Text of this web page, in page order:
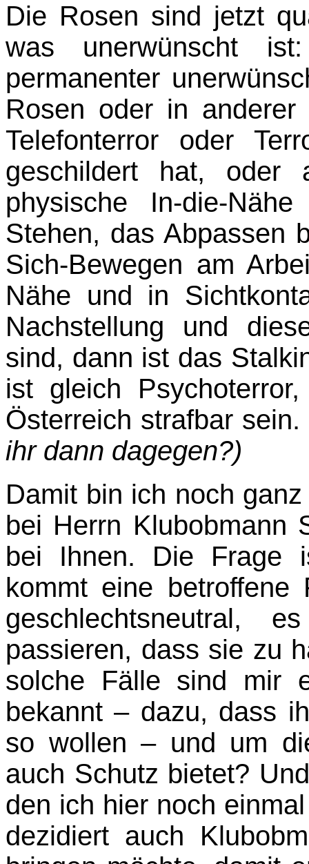
Die Rosen sind jetzt
was unerwünscht ist:
permanenter
Rosen oder in
Telefonterror oder
geschildert hat, oder
physische In-die-
Stehen, das Abpassen
Sich-Bewegen am
Nähe und in
Nachstellung und
sind, dann ist das
ist gleich
Österreich strafbar sein.
ihr dann dagegen?)
Damit bin ich noch
bei Herrn Klubobmann
bei Ihnen. Die Frage
kommt eine
geschlechtsneutral,
passieren, dass sie zu
solche Fälle sind mir
bekannt – dazu, dass
so wollen – und um
auch Schutz bietet?
den ich hier noch
dezidiert auch